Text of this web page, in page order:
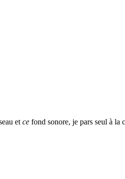
et ce fond sonore, je pars seul à la